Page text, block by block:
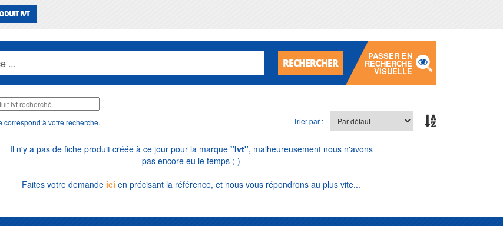
IVT
RECHERCHER
PASSER EN
RECHERCHE
VISUELLE
correspond à votre recherche. Trier par :
Il n'y a pas de fiche produit créée à ce jour pour la marque "Ivt", malheureusement nous n'avons
pas encore eu le temps ;-)
Faites votre demande ici en précisant la référence, et nous vous répondrons au plus vite...